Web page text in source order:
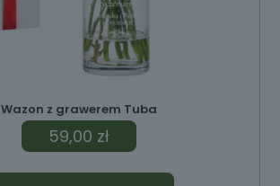
Wazon z grawerem Tuba
59,00 zł